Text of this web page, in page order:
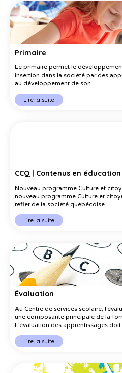
Primaire
Le primaire permet le
insertion dans la société par des
au développement de son...
Lire la suite
CCQ | Contenus en
Nouveau programme Culture et
nouveau programme Culture et
reflet de la société québécoise...
Lire la suite
Évaluation
Au Centre de services scolaire,
une composante principale de la
L’évaluation des apprentissages doit...
Lire la suite